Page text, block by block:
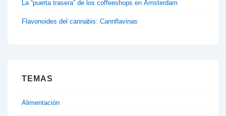
La “puerta trasera” de los coffeeshops en Ámsterdam
Flavonoides del cannabis: Cannflavinas
TEMAS
Alimentación